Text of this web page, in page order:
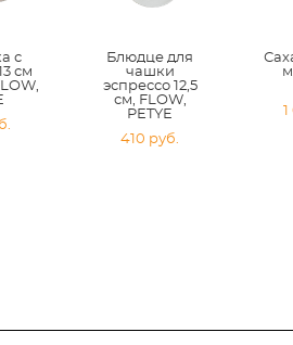
с
см
Блюдце для
чашки
эспрессо 12,5
см, FLOW,
PETYE
410 pуб.